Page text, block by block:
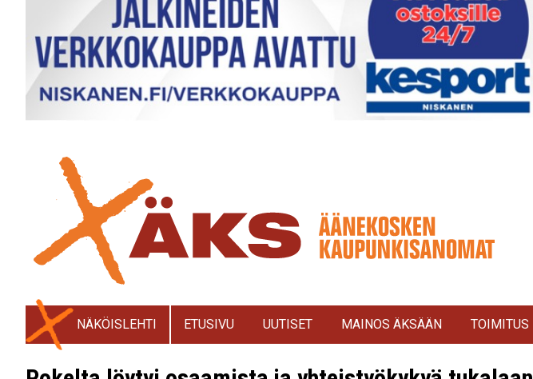
NÄKÖISLEHTI ETUSIVU UUTISET MAINOS ÄKSÄÄN TOIMITUS